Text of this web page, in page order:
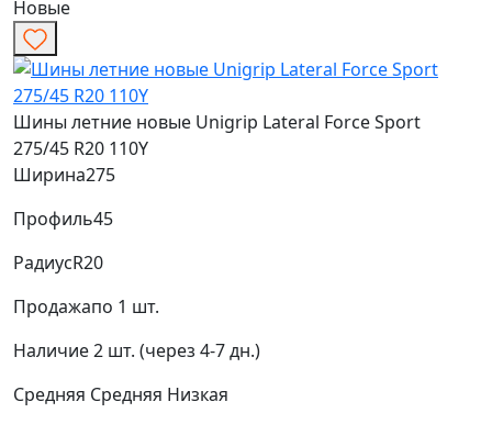
Новые
Шины летние новые Unigrip Lateral Force Sport
275/45 R20 110Y
Ширина275
Профиль45
РадиусR20
Продажапо 1 шт.
Наличие2 шт. (через 4-7 дн.)
Средняя Средняя Низкая